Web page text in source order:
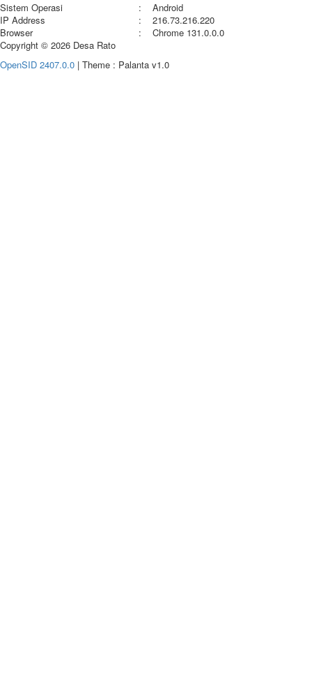
Sistem Operasi
:
Android
IP Address
:
216.73.216.220
Browser
:
Chrome 131.0.0.0
Copyright © 2026 Desa Rato
OpenSID 2407.0.0 | Theme : Palanta v1.0